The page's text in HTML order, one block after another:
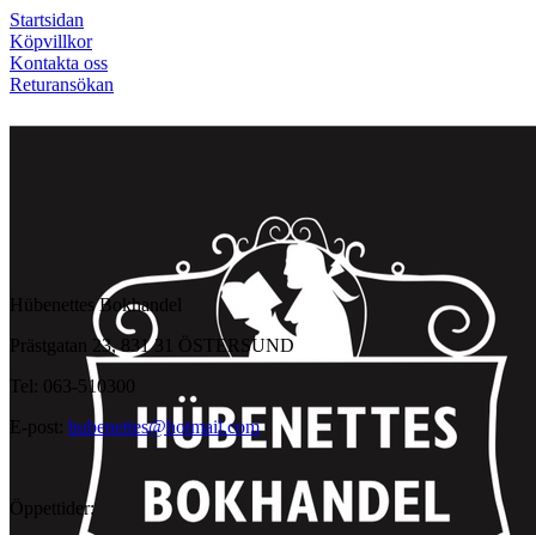
Startsidan
Köpvillkor
Kontakta oss
Returansökan
Hübenettes Bokhandel
Prästgatan 23, 831 31 ÖSTERSUND
Tel: 063-510300
E-post: hubenettes@hotmail.com
Öppettider: